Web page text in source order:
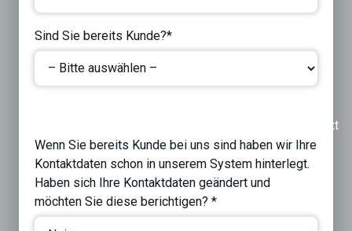
Sind Sie bereits Kunde?*
Next
Wenn Sie bereits Kunde bei uns sind haben wir Ihre
Kontaktdaten schon in unserem System hinterlegt.
Haben sich Ihre Kontaktdaten geändert und
möchten Sie diese berichtigen? *